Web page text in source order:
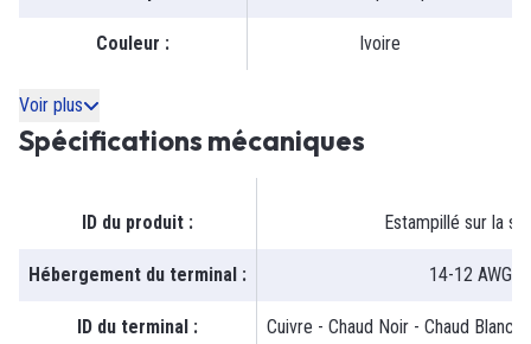
Couleur : Ivoire
Voir plus
Spécifications mécaniques
ID du produit : Estampillé sur la
Hébergement du terminal : 14-12 AWG
ID du terminal : Cuivre - Chaud Noir - Chaud Blanc